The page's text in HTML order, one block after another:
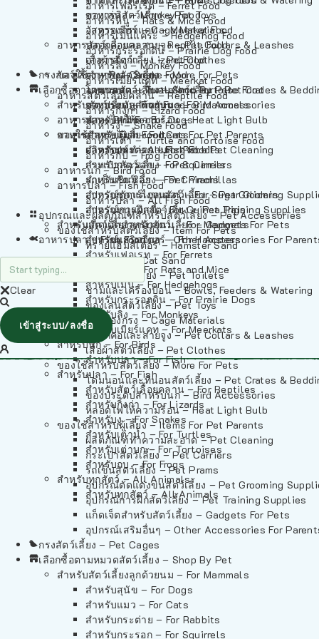
อาหารเฟอร์เร็ต – Ferret Food
อาหารหนู – Rats & Mice Food
อาหารเม่นแคระ – Hedgehog Food
อาหารกระรอกดิน – Prairie Dog Food
อาหารลิง – Monkey Food
อาหารเมียร์แคท – Meerkat Food
อาหารสัตว์เลี้อยคลาน – Reptile Food
อาหารกิ้งก่า – Lizard Food
อาหารงู – Snake Food
อาหารเต่า – Turtle and Tortoise Food
อาหารกบ – Frog Food
อาหารนก – Bird Food
อาหารปลา – Fish Food
อาหารปลา – All Fish Food
อุปกรณและผลิตภัณฑ์สำหรับสัตว์เลี้ยง – Pet Accessories
ของใช้สำหรับสัตว์เลี้ยง – Item For Pets
ทรายแฮมสเตอร์ – Hamster Sand
ทรายแมว – Cat Sand
ห้องน้ำสัตว์เลี้ยง – Pet Toilets
ชามและเครื่องป้อน – Bowls, Feeders & Watering
ของเล่นสัตว์เลี้ยง – Pet Toys
วัสดุรองกรง – Cage Materials
ปลอกคอและสายจูง – Pet Collars & Leashes
เสื้อผ้าสัตว์เลี้ยง – Pet Clothes
ของใช้สำหรับสัตว์เลี้ยง – More For Pets
โดมนอนและที่นอนสัตว์เลี้ยง – Pet Crates &
ของประดับสำหรับนก – Bird Accessories
หลอดไฟให้ความร้อน – Heat Light Bulb
ของใช้สำหรับผู้เลี้ยง – Items For Pet Parents
ผลิตภัณฑ์ทำความสะอาด – Pet Cleaning
กระเป๋าสัตว์เลี้ยง – Pet Carriers
รถเข็นสัตว์เลี้ยง – Pet Prams
อุปกรณ์ตัดแต่งขนสัตว์เลี้ยง – Pet Grooming
อุปกรณ์การฝึกสัตว์เลี้ยง – Pet Training Supplies
แก็ดเจ็ตสำหรับสัตว์เลี้ยง – Gadgets For Pets
อุปกรณ์เสริมอื่นๆ – Other Accessories For
กรงสัตว์เลี้ยง – Pet Cages
เลือกซื้อตามหมวดสัตว์เลี้ยง – Shop By Pet
สำหรับสัตว์เลี้ยงลูกด้วยนม – For Mammals
สำหรับสุนัข – For Dogs
สำหรับแมว – For Cats
สำหรับกระต่าย – For Rabbits
สำหรับกระรอก – For Squirrels
อาหารลิง – Monkey Food
อาหารเมียร์แคท – Meerkat Food
อาหารสัตว์เลี้อยคลาน – Reptile Food
อาหารกิ้งก่า – Lizard Food
อาหารงู – Snake Food
อาหารเต่า – Turtle and Tortoise Food
อาหารกบ – Frog Food
อาหารนก – Bird Food
อาหารปลา – Fish Food
อาหารปลา – All Fish Food
ของเล่นสัตว์เลี้ยง – Pet Toys
วัสดุรองกรง – Cage Materials
ปลอกคอและสายจูง – Pet Collars & Leashes
เสื้อผ้าสัตว์เลี้ยง – Pet Clothes
ของใช้สำหรับสัตว์เลี้ยง – More For Pets
โดมนอนและที่นอนสัตว์เลี้ยง – Pet Crates &
ของประดับสำหรับนก – Bird Accessories
หลอดไฟให้ความร้อน – Heat Light Bulb
ของใช้สำหรับผู้เลี้ยง – Items For Pet Parents
ผลิตภัณฑ์ทำความสะอาด – Pet Cleaning
กระเป๋าสัตว์เลี้ยง – Pet Carriers
รถเข็นสัตว์เลี้ยง – Pet Prams
อุปกรณ์ตัดแต่งขนสัตว์เลี้ยง – Pet Grooming
อุปกรณ์การฝึกสัตว์เลี้ยง – Pet Training Supplies
แก็ดเจ็ตสำหรับสัตว์เลี้ยง – Gadgets For Pets
อุปกรณ์เสริมอื่นๆ – Other Accessories For
กรงสัตว์เลี้ยง – Pet Cages
เลือกซื้อตามหมวดสัตว์เลี้ยง – Shop By Pet
สำหรับสัตว์เลี้ยงลูกด้วยนม – For Mammals
สำหรับสุนัข – For Dogs
สำหรับแมว – For Cats
สำหรับกระต่าย – For Rabbits
สำหรับกระรอก – For Squirrels
สำหรับชินชิล่า – For Chinchillas
สำหรับชูการ์ไกลเดอร์ – For Sugar Gliders
สำหรับหนูแกสบี้ – For Guinea Pigs
สำหรับสัตว์เลี้ยงลูกด้วยนม – For Mammals
สำหรับแฮมสเตอร์ – For Hamsters
สำหรับเฟอเรท – For Ferrets
สำหรับหนู – For Rats and Mice
สำหรับเม่น – For Hedgehogs
สำหรับกระรอกดิน – For Prairie Dogs
สำหรับลิง – For Monkeys
สำหรับเมียร์แคท – For Meerkats
สำหรับนก – For Birds
สำหรับปลา – For Fish
สำหรับปลา – For Fish
สำหรับสัตว์เลื้อยคลาน – For Reptiles
สำหรับกิ้งก่า – For Lizards
สำหรับงู – For Snakes
สำหรับเต่าน้ำ – For Turtles
สำหรับเต่าบก – For Tortoises
สำหรับกบ – For Frogs
สำหรับทุกสัตว์ – All Animals
สำหรับทุกสัตว์ – All Animals
อาหารปลา – Fish Food
Clear
เข้าสู่ระบบ/ลงชื่อ